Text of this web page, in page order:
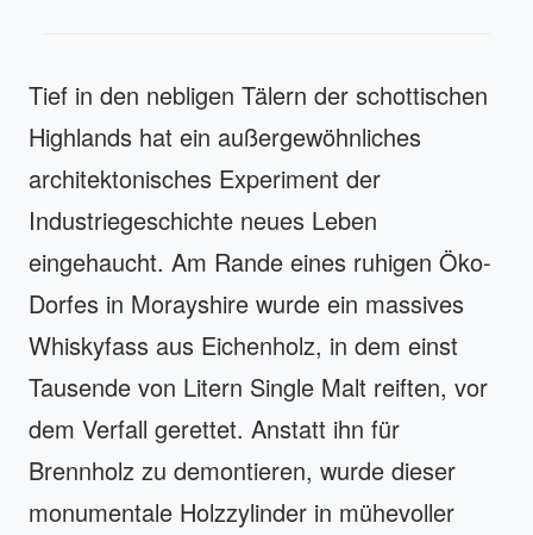
Tief in den nebligen Tälern der schottischen
Highlands hat ein außergewöhnliches
architektonisches Experiment der
Industriegeschichte neues Leben
eingehaucht. Am Rande eines ruhigen Öko-
Dorfes in Morayshire wurde ein massives
Whiskyfass aus Eichenholz, in dem einst
Tausende von Litern Single Malt reiften, vor
dem Verfall gerettet. Anstatt ihn für
Brennholz zu demontieren, wurde dieser
monumentale Holzzylinder in mühevoller